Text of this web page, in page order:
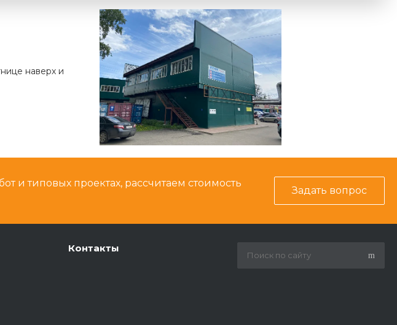
наверх и
и типовых проектах, рассчитаем стоимость
Задать вопрос
Контакты